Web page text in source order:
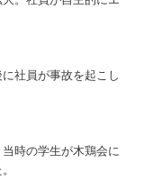
社員が事故を起こし
時の学生が木鶏会に